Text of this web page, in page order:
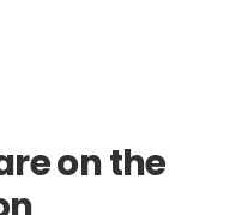
on the